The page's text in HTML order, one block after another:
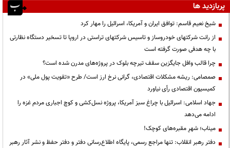
پربازدید ها
شیخ نعیم قاسم: توافق ایران و آمریکا، اسرائیل را مهار کرد
از رانت‌ شرکتهای خودروساز و تاسیس شرکتهای تراستی در اروپا تا تسخیر دستگاه نظارتی
با چه هدفی صورت گرفته است
چرا قالب وافل جایگزین سقف تیرچه بلوک در پروژه‌های مدرن شده است؟
صمصامی: ریشه مشکلات اقتصادی، گرانی نرخ ارز است/ طرح «تقویت پول ملی» در
کمیسیون اقتصادی رأی نیاورد
جهاد اسلامی: اسرائیل با چراغ سبز آمریکا، پروژه نسل‌کشی و کوچ اجباری مردم غزه را
ادامه می‌دهد
میناب؛ شهرِ مقبره‌های کوچک!
دفتر رهبر انقلاب: تنها مراجع رسمی، پایگاه اطلاع‌رسانی دفتر و دفتر حفظ و نشر آثار رهبر